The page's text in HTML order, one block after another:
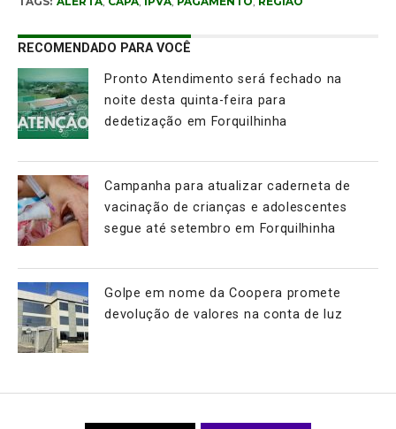
RECOMENDADO PARA VOCÊ
Pronto Atendimento será fechado na
noite desta quinta-feira para
dedetização em Forquilhinha
Campanha para atualizar caderneta de
vacinação de crianças e adolescentes
segue até setembro em Forquilhinha
Golpe em nome da Coopera promete
devolução de valores na conta de luz